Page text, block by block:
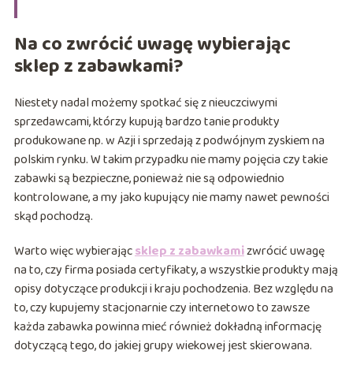
Na co zwrócić uwagę wybierając
sklep z zabawkami?
Niestety nadal możemy spotkać się z nieuczciwymi
sprzedawcami, którzy kupują bardzo tanie produkty
produkowane np. w Azji i sprzedają z podwójnym zyskiem na
polskim rynku. W takim przypadku nie mamy pojęcia czy takie
zabawki są bezpieczne, ponieważ nie są odpowiednio
kontrolowane, a my jako kupujący nie mamy nawet pewności
skąd pochodzą.
Warto więc wybierającsklep z zabawkamizwrócić uwagę
na to, czy firma posiada certyfikaty, a wszystkie produkty mają
opisy dotyczące produkcji i kraju pochodzenia. Bez względu na
to, czy kupujemy stacjonarnie czy internetowo to zawsze
każda zabawka powinna mieć również dokładną informację
dotyczącą tego, do jakiej grupy wiekowej jest skierowana.